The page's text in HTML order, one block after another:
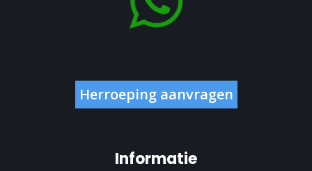
Herroeping aanvragen
Informatie